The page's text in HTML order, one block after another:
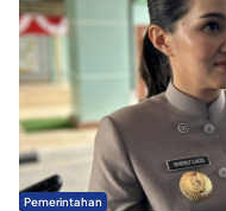
Pemerintahan